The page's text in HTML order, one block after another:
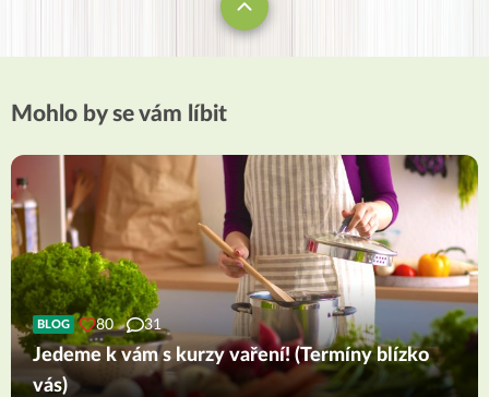
Mohlo by se vám líbit
BLOG 80 31
Jedeme k vám s kurzy vaření! (Termíny blízko
vás)